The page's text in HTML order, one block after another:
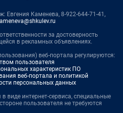
Евгения Каменева, 8-922-644-71-41,
за достоверность
в рекламных объявлениях.
веб-портала регулируются:
пользователя
характеристик ПО
веб-портала и политикой
персональных данных
виде интернет-сервиса, специальные
пользователя не требуются